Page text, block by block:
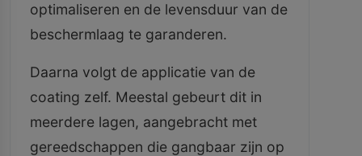
optimaliseren en de levensduur van de
beschermlaag te garanderen.
Daarna volgt de applicatie van de
coating zelf. Meestal gebeurt dit in
meerdere lagen, aangebracht met
gereedschappen die gangbaar zijn op